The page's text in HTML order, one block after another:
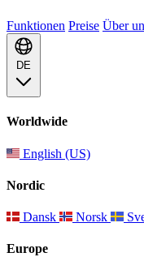
Funktionen Preise Über
DE
Worldwide
English (US)
Nordic
Dansk Norsk
Europe